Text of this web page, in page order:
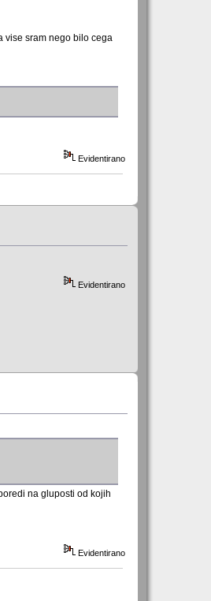
vise sram nego bilo cega
Evidentirano
Evidentirano
na gluposti od kojih
Evidentirano